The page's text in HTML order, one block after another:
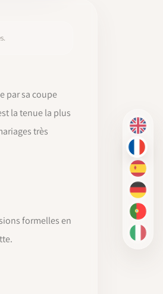
EN
FR
ES
DE
PT-BR
IT
par sa coupe
la tenue la plus
très
formelles en